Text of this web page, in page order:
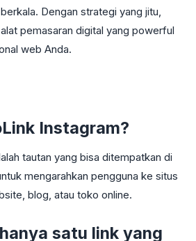
Dengan strategi yang jitu,
pemasaran digital yang powerful
web Anda.
Instagram?
tautan yang bisa ditempatkan di
mengarahkan pengguna ke situs
blog, atau toko online.
satu link yang